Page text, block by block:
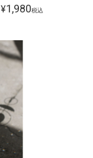
¥1,980税込